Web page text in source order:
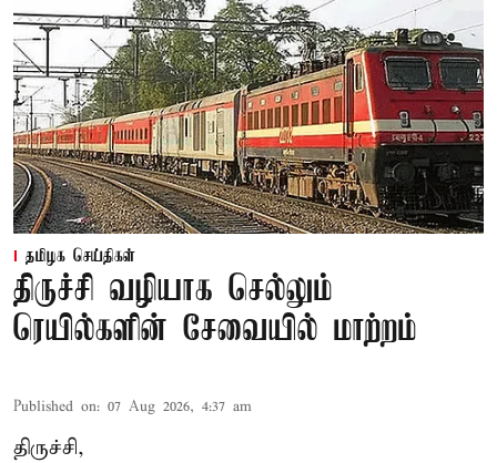
தமிழக செய்திகள்
திருச்சி வழியாக செல்லும்
ரெயில்களின் சேவையில் மாற்றம்
Published on: 07 Aug 2026, 4:37 am
திருச்சி,